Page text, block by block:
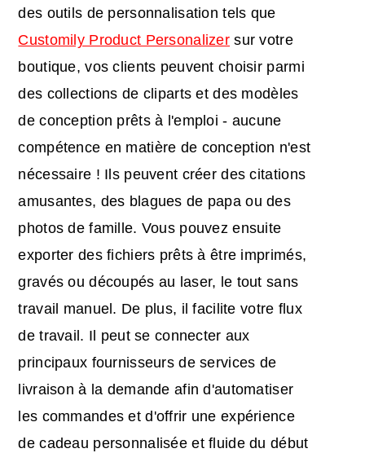
des outils de personnalisation tels que
Customily Product Personalizer sur votre
boutique, vos clients peuvent choisir parmi
des collections de cliparts et des modèles
de conception prêts à l'emploi - aucune
compétence en matière de conception n'est
nécessaire ! Ils peuvent créer des citations
amusantes, des blagues de papa ou des
photos de famille. Vous pouvez ensuite
exporter des fichiers prêts à être imprimés,
gravés ou découpés au laser, le tout sans
travail manuel. De plus, il facilite votre flux
de travail. Il peut se connecter aux
principaux fournisseurs de services de
livraison à la demande afin d'automatiser
les commandes et d'offrir une expérience
de cadeau personnalisée et fluide du début